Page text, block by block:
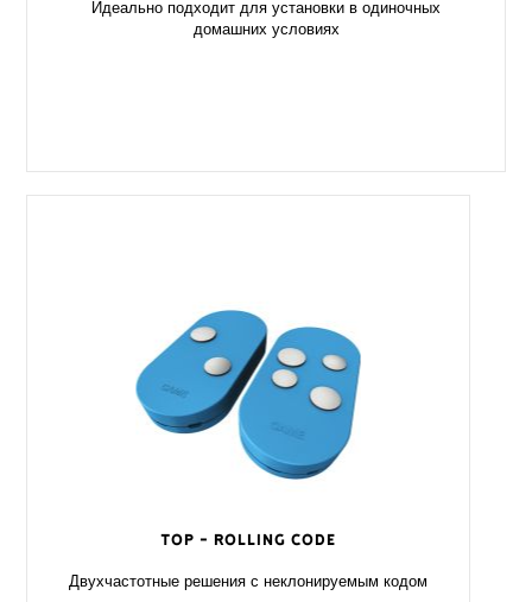
Идеально подходит для установки в одиночных
домашних условиях
TOP - Rolling Code
Двухчастотные решения с неклонируемым кодом